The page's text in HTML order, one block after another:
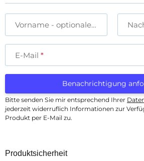
Vorname - optionale Angabe
E-Mail
Benachrichtigung
Bitte senden Sie mir entsprechend Ihrer
jederzeit widerruflich Informationen zur
Produkt per E-Mail zu.
Produktsicherheit